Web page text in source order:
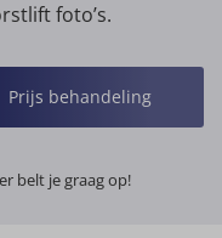
foto’s.
Prijs behandeling
belt je graag op!